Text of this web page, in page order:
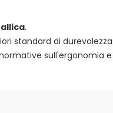
.
standard di
sull'ergonomia e